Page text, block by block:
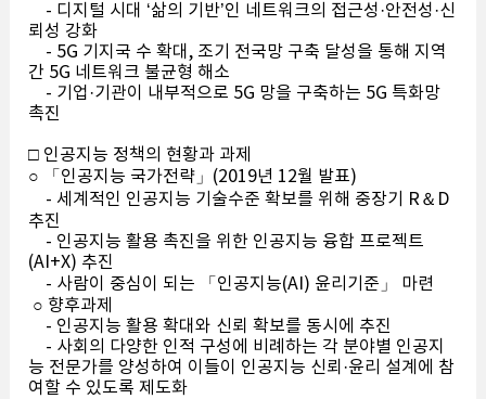
- 디지털 시대 ‘삶의 기반’인 네트워크의 접근성·안전성·신
뢰성 강화
- 5G 기지국 수 확대, 조기 전국망 구축 달성을 통해 지역
간 5G 네트워크 불균형 해소
- 기업·기관이 내부적으로 5G 망을 구축하는 5G 특화망
촉진
□ 인공지능 정책의 현황과 과제
○ 「인공지능 국가전략」(2019년 12월 발표)
- 세계적인 인공지능 기술수준 확보를 위해 중장기 R＆D
추진
- 인공지능 활용 촉진을 위한 인공지능 융합 프로젝트
(AI+X) 추진
- 사람이 중심이 되는 「인공지능(AI) 윤리기준」 마련
○ 향후과제
- 인공지능 활용 확대와 신뢰 확보를 동시에 추진
- 사회의 다양한 인적 구성에 비례하는 각 분야별 인공지
능 전문가를 양성하여 이들이 인공지능 신뢰·윤리 설계에 참
여할 수 있도록 제도화